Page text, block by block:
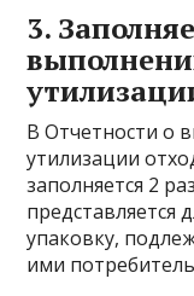
3.
В Отчетности о
утилизации
заполняется 2
представляется
упаковку,
ими